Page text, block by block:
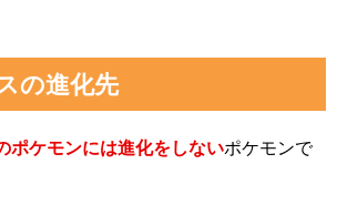
の進化先
ポケモンには進化をしないポケモンで